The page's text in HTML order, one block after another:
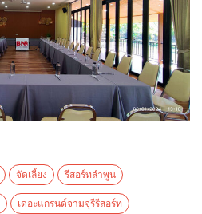
จัดเลี้ยง รีสอร์ทลำพูน
เดอะแกรนด์จามจุรีรีสอร์ท